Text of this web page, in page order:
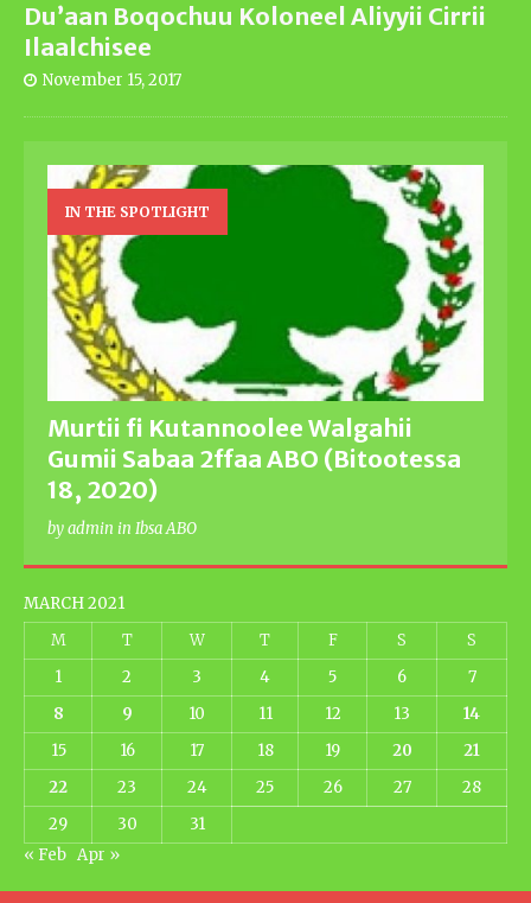
Du’aan Boqochuu Koloneel Aliyyii Cirrii
Ilaalchisee
November 15, 2017
IN THE SPOTLIGHT
Murtii fi Kutannoolee Walgahii
Gumii Sabaa 2ffaa ABO (Bitootessa
18, 2020)
by admin in Ibsa ABO
MARCH 2021
M
T W T F S
S
1
2 3 4 5 6
7
8
9 10 11 12 13
14
15
16 17 18 19 20
21
22
23 24 25 26 27
28
29
30
31
« Feb Apr »